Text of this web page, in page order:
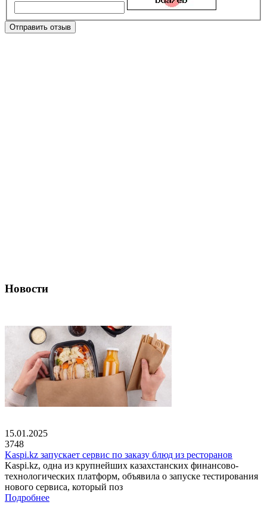
Отправить отзыв
Новости
15.01.2025
3748
Kaspi.kz запускает сервис по заказу блюд из ресторанов
Kaspi.kz, одна из крупнейших казахстанских финансово-
технологических платформ, объявила о запуске тестирования
нового сервиса, который поз
Подробнее